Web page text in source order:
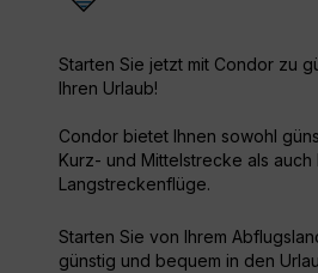
Starten Sie jetzt mit Condor zu
Ihren Urlaub!
Condor bietet Ihnen sowohl
Kurz- und Mittelstrecke als
Langstreckenflüge.
Starten Sie von Ihrem
günstig und bequem in den